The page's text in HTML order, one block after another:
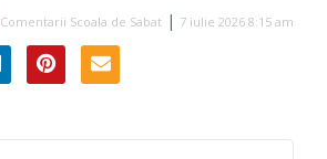
Comentarii Scoala de Sabat | 7 iulie 2026 8:15 am